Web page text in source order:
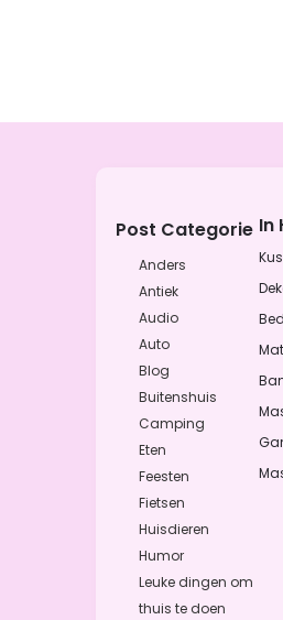
Post Categorie
Anders
Antiek
Audio
Auto
Blog
Buitenshuis
Camping
Eten
Feesten
Fietsen
Huisdieren
Humor
Leuke dingen om
thuis te doen
In